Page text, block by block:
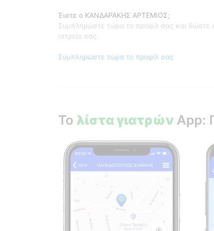
Έιστε ο ΚΑΝΔΑΡΑΚΗΣ ΑΡΤΕΜΙΟΣ;
Συμπληρώστε τώρα το προφίλ σας και δώστε
ιατρείο σας.
Συμπληρώστε τώρα το προφίλ σας
Το λίστα γιατρών App: